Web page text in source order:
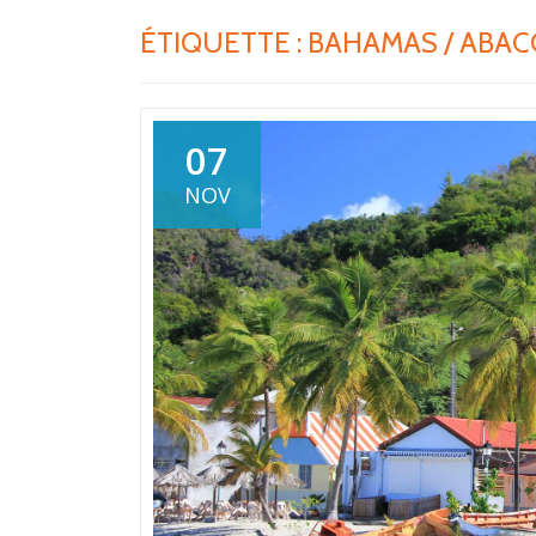
ÉTIQUETTE : BAHAMAS /
07
NOV